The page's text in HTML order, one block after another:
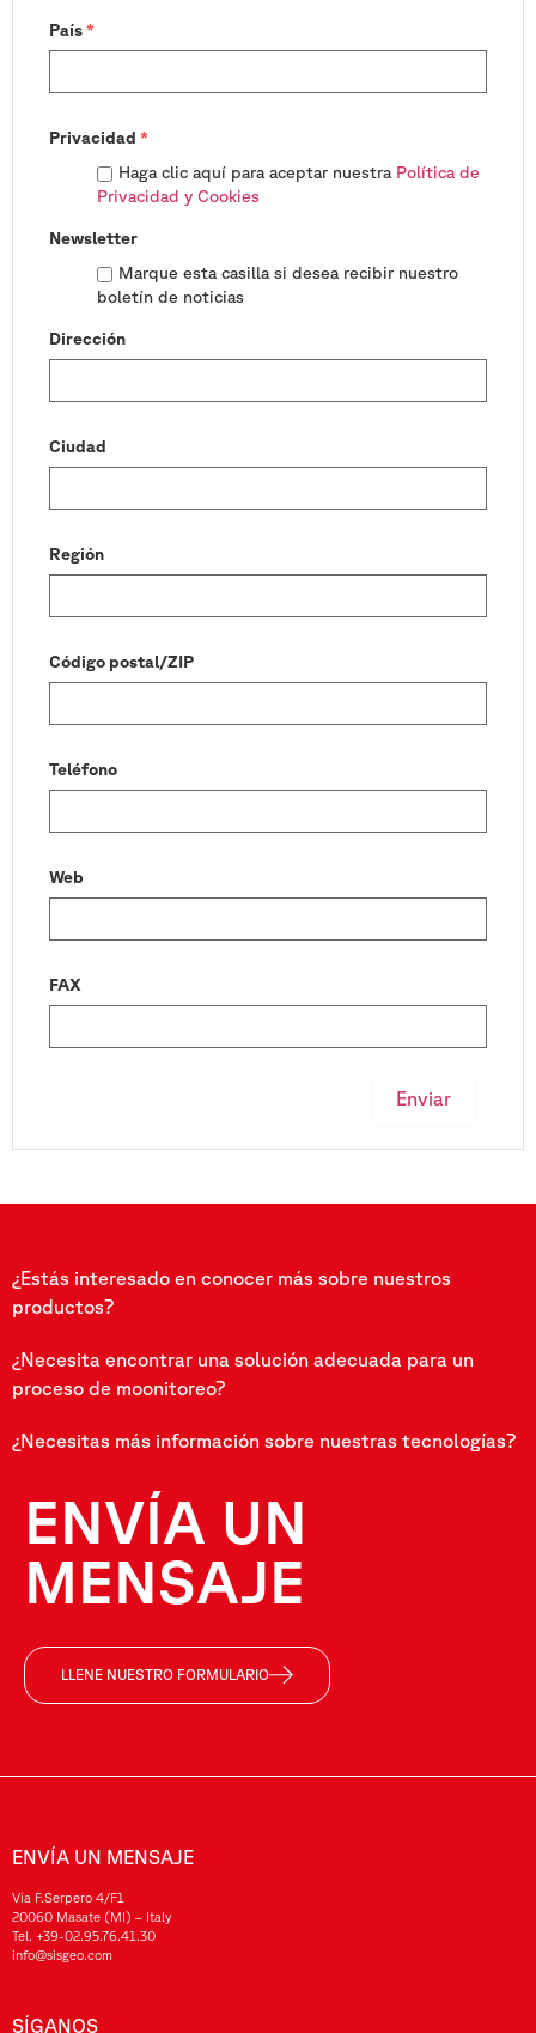
País*
Privacidad *
Haga clic aquí para aceptar nuestra Política de
Privacidad y Cookies
Newsletter
Marque esta casilla si desea recibir nuestro
boletín de noticias
Dirección
Ciudad
Región
Código postal/ZIP
Teléfono
Web
FAX
Enviar
¿Estás interesado en conocer más sobre nuestros
productos?
¿Necesita encontrar una solución adecuada para un
proceso de moonitoreo?
¿Necesitas más información sobre nuestras tecnologías?
ENVÍA UN
MENSAJE
LLENE NUESTRO FORMULARIO
ENVÍA UN MENSAJE
Via F.Serpero 4/F1
20060 Masate (MI) – Italy
Tel. +39-02.95.76.41.30
info@sisgeo.com
SÍGANOS